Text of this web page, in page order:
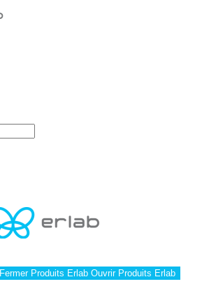
Fermer Produits Erlab Ouvrir Produits Erlab